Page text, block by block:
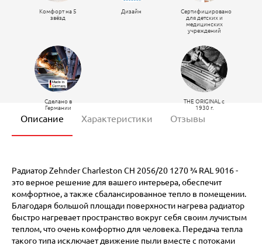
Комфорт на 5
звёзд
Дизайн
Сертифицировано
для детских и
медицинских
учреждений
Сделано в
Германии
THE ORIGINAL c
1930 г.
Описание Характеристики Отзывы
Радиатор Zehnder Charleston CH 2056/20 1270 ¾ RAL 9016 -
это верное решение для вашего интерьера, обеспечит
комфортное, а также сбалансированное тепло в помещении.
Благодаря большой площади поверхности нагрева радиатор
быстро нагревает пространство вокруг себя своим лучистым
теплом, что очень комфортно для человека. Передача тепла
такого типа исключает движение пыли вместе с потоками